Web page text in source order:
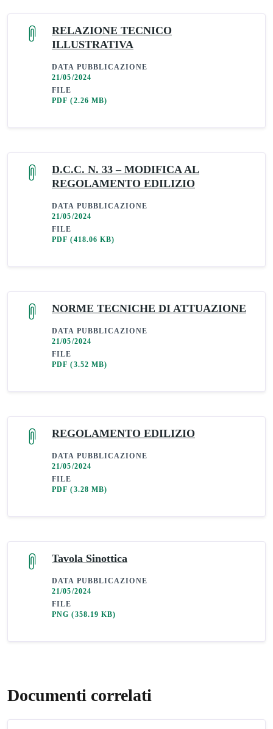
RELAZIONE TECNICO
ILLUSTRATIVA
DATA PUBBLICAZIONE
21/05/2024
FILE
PDF(2.26 MB)
D.C.C. N. 33 – MODIFICA AL
REGOLAMENTO EDILIZIO
DATA PUBBLICAZIONE
21/05/2024
FILE
PDF(418.06 KB)
NORME TECNICHE DI ATTUAZIONE
DATA PUBBLICAZIONE
21/05/2024
FILE
PDF(3.52 MB)
REGOLAMENTO EDILIZIO
DATA PUBBLICAZIONE
21/05/2024
FILE
PDF(3.28 MB)
Tavola Sinottica
DATA PUBBLICAZIONE
21/05/2024
FILE
PNG(358.19 KB)
Documenti correlati